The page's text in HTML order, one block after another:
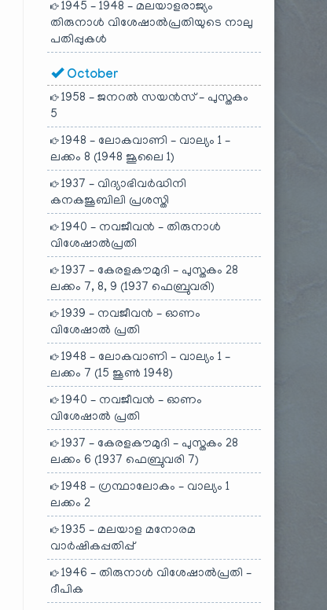
1945 – 1948 – മലയാളരാജ്യം
തിരുനാൾ വിശേഷാൽപ്രതിയുടെ നാലു
പതിപ്പുകൾ
October
1958 – ജനറൽ സയൻസ് – പുസ്തകം
5
1948 – ലോകവാണി – വാല്യം 1 –
ലക്കം 8 (1948 ജൂലൈ 1)
1937 – വിദ്യാഭിവർദ്ധിനി
കനകജൂബിലി പ്രശസ്തി
1940 – നവജീവൻ – തിരുനാൾ
വിശേഷാൽപ്രതി
1937 – കേരളകൗമുദി – പുസ്തകം 28
ലക്കം 7, 8, 9 (1937 ഫെബ്രുവരി)
1939 – നവജീവൻ – ഓണം
വിശേഷാൽ പ്രതി
1948 – ലോകവാണി – വാല്യം 1 –
ലക്കം 7 (15 ജൂൺ 1948)
1940 – നവജീവൻ – ഓണം
വിശേഷാൽ പ്രതി
1937 – കേരളകൗമുദി – പുസ്തകം 28
ലക്കം 6 (1937 ഫെബ്രുവരി 7)
1948 – ഗ്രന്ഥാലോകം – വാല്യം 1
ലക്കം 2
1935 – മലയാള മനോരമ
വാർഷികപ്പതിപ്പ്
1946 – തിരുനാൾ വിശേഷാൽപ്രതി –
ദീപിക